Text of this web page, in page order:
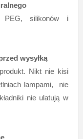
PEG, silikonów i
wysyłką
Nikt nie kisi
lampami, nie
nie ulatują w